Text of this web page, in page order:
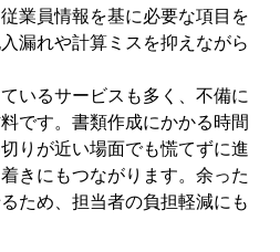
業員情報を基に必要な項目を
漏れや計算ミスを抑えながら
いるサービスも多く、不備に
です。書類作成にかかる時間
りが近い場面でも慌てずに進
きにもつながります。余った
ため、担当者の負担軽減にも